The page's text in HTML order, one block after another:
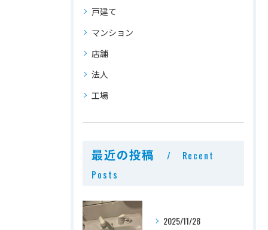
戸建て
マンション
店舗
法人
工場
最近の投稿
Recent
Posts
2025/11/28